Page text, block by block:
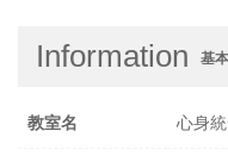
Information 基
教室名 心身